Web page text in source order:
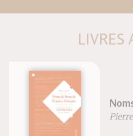
LIVRES
II/II